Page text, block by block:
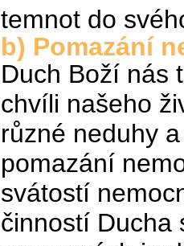
temnot do
b) Pomazání
Duch Boží nás
chvíli našeho
různé neduhy
pomazání
svátostí
činností Ducha